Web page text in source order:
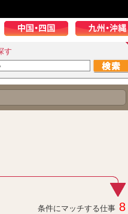
す
条件にマッチする仕事 8